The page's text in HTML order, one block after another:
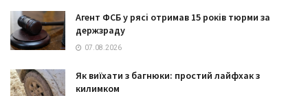
Агент ФСБ у рясі отримав 15 років тюрми за
держзраду
07.08.2026
Як виїхати з багнюки: простий лайфхак з
килимком